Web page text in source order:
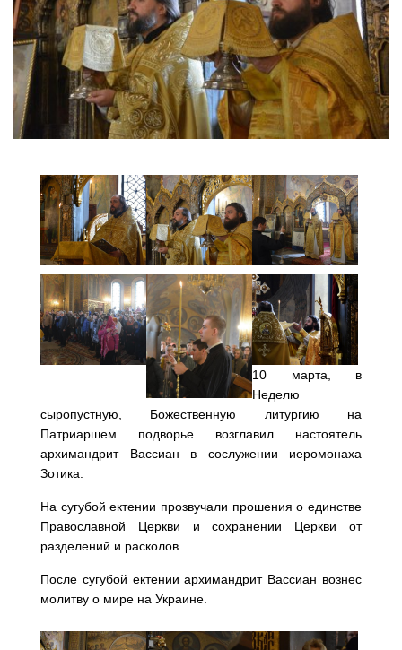
10 марта, в
Неделю
сыропустную, Божественную литургию на
Патриаршем подворье возглавил настоятель
архимандрит Вассиан в сослужении иеромонаха
Зотика.
На сугубой ектении прозвучали прошения о единстве
Православной Церкви и сохранении Церкви от
разделений и расколов.
После сугубой ектении архимандрит Вассиан вознес
молитву о мире на Украине.